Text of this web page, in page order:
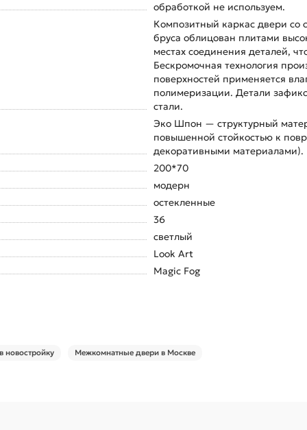
обработкой не используем.
Композитный каркас двери со
бруса облицован плитами
местах соединения деталей,
Бескромочная технология
поверхностей применяется
полимеризации. Детали
стали.
Эко Шпон — структурный
повышенной стойкостью к
декоративными материалами).
200*70
модерн
остекленные
36
светлый
Look Art
Magic Fog
новостройку Межкомнатные двери в Москве